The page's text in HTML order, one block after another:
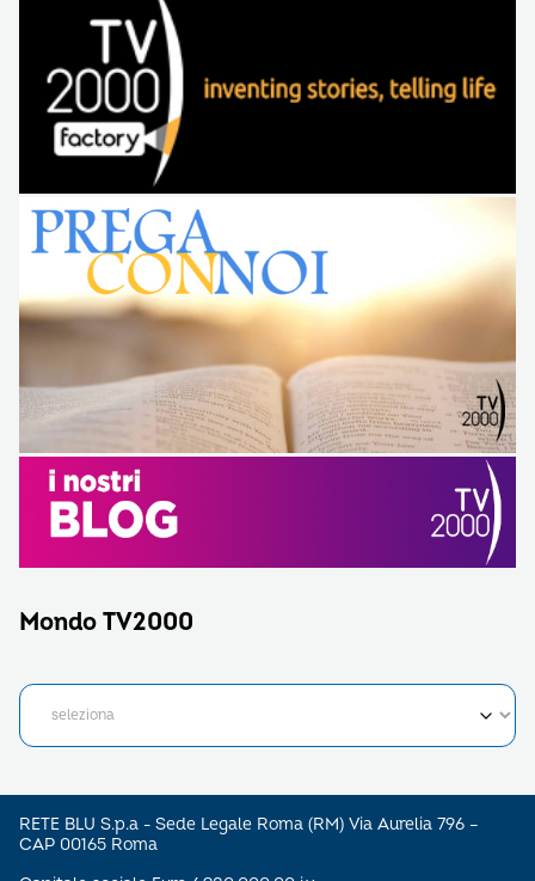
Mondo TV2000
RETE BLU S.p.a - Sede Legale Roma (RM) Via Aurelia 796 –
CAP 00165 Roma